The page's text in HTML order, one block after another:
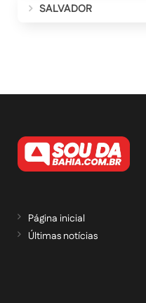
SALVADOR
Página inicial
Últimas notícias